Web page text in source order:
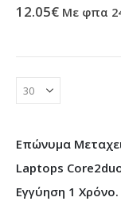
0 out of 5
12.05€ Με φπα
Επώνυμα
Laptops
Εγγύηση 1 Χρόνο.